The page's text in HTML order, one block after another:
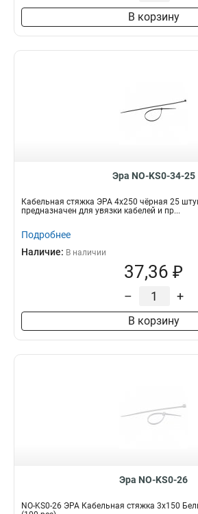
В корзину
Эра NO-KS0-34-25
Кабельная стяжка ЭРА 4x250 чёрная 25
предназначен для увязки кабелей и пр...
Подробнее
Наличие: В наличии
37,36 ₽
– +
В корзину
Эра NO-KS0-26
NO-KS0-26 ЭРА Кабельная стяжка 3х150